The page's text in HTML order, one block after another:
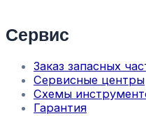
Сервис
Заказ запасных
Сервисные центры
Схемы
Гарантия